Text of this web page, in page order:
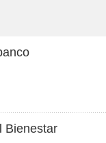
Bienestar